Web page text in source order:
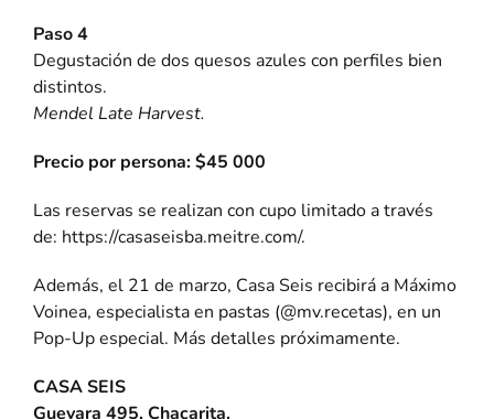
Paso 4
Degustación de dos quesos azules con perfiles bien
distintos.
Mendel Late Harvest.
Precio por persona: $45 000
Las reservas se realizan con cupo limitado a través
de: https://casaseisba.meitre.com/.
Además, el 21 de marzo, Casa Seis recibirá a Máximo
Voinea, especialista en pastas (@mv.recetas), en un
Pop-Up especial. Más detalles próximamente.
CASA SEIS
Guevara 495, Chacarita.